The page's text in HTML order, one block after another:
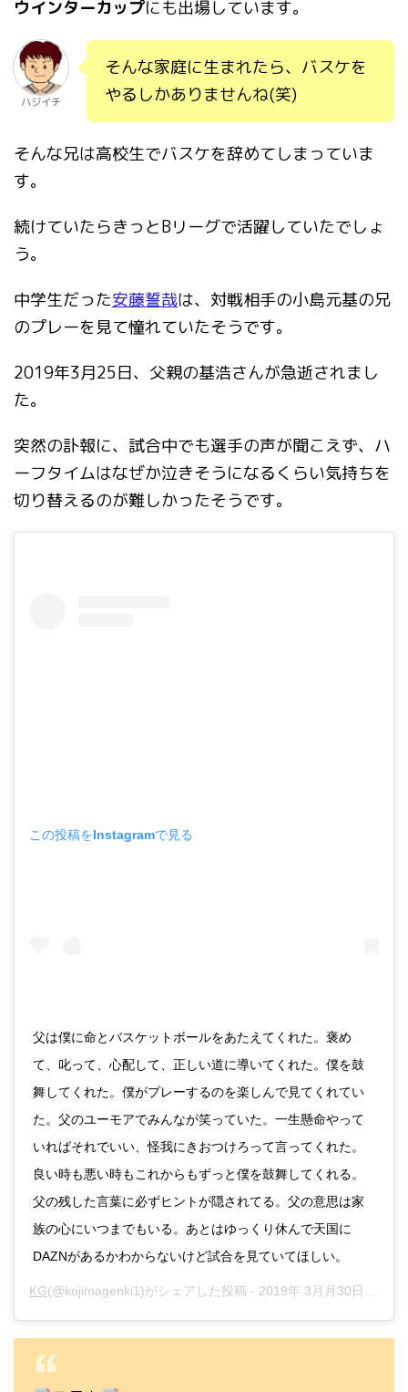
ウインターカップにも出場しています。
ハジイチ
そんな家庭に生まれたら、バスケを
やるしかありませんね(笑)
そんな兄は高校生でバスケを辞めてしまっていま
す。
続けていたらきっとBリーグで活躍していたでしょ
う。
中学生だった安藤誓哉は、対戦相手の小島元基の兄
のプレーを見て憧れていたそうです。
2019年3月25日、父親の基浩さんが急逝されまし
た。
突然の訃報に、試合中でも選手の声が聞こえず、ハ
ーフタイムはなぜか泣きそうになるくらい気持ちを
切り替えるのが難しかったそうです。
この投稿をInstagramで見る
父は僕に命とバスケットボールをあたえてくれた。褒め
て、叱って、心配して、正しい道に導いてくれた。僕を鼓
舞してくれた。僕がプレーするのを楽しんで見てくれてい
た。父のユーモアでみんなが笑っていた。一生懸命やって
いればそれでいい、怪我にきおつけろって言ってくれた。
良い時も悪い時もこれからもずっと僕を鼓舞してくれる。
父の残した言葉に必ずヒントが隠されてる。父の意思は家
族の心にいつまでもいる。あとはゆっくり休んで天国に
DAZNがあるかわからないけど試合を見ていてほしい。
KG(@kojimagenki1)がシェアした投稿 - 2019年 3月月30日午前9時33分PDT